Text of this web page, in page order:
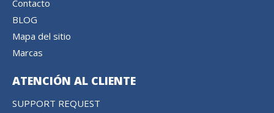
Contacto
BLOG
Mapa del sitio
Marcas
ATENCIÓN AL CLIENTE
SUPPORT REQUEST